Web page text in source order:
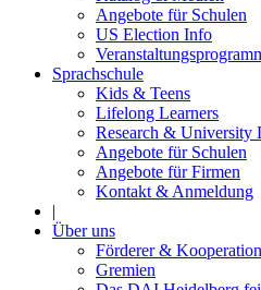
Angebote für Schulen
US Election Info
Sprachschule
Kids & Teens
Lifelong Learners
Research & University
Angebote für Schulen
Angebote für Firmen
Kontakt & Anmeldung
|
Über uns
Förderer &
Gremien